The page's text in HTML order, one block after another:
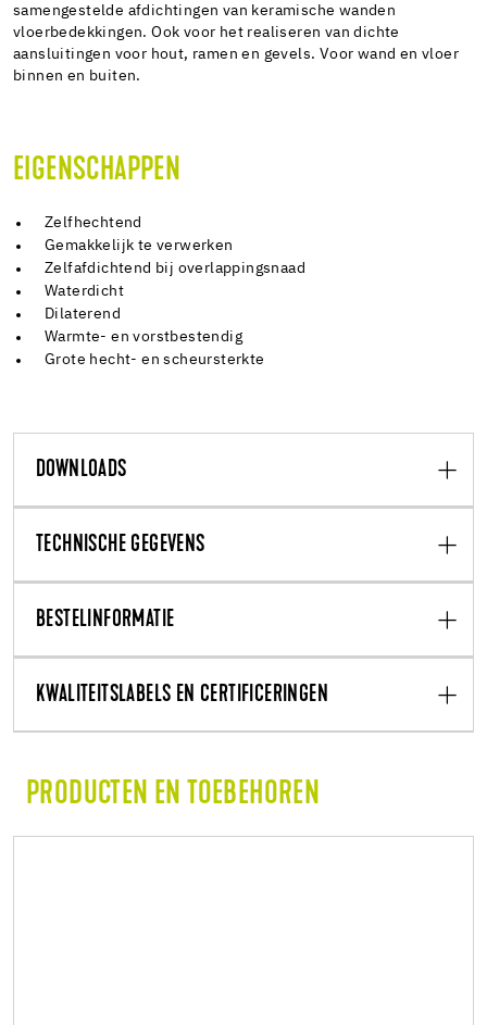
samengestelde afdichtingen van keramische wanden
vloerbedekkingen. Ook voor het realiseren van dichte
aansluitingen voor hout, ramen en gevels. Voor wand en vloer
binnen en buiten.
EIGENSCHAPPEN
Zelfhechtend
Gemakkelijk te verwerken
Zelfafdichtend bij overlappingsnaad
Waterdicht
Dilaterend
Warmte- en vorstbestendig
Grote hecht- en scheursterkte
DOWNLOADS
TECHNISCHE GEGEVENS
BESTELINFORMATIE
KWALITEITSLABELS EN CERTIFICERINGEN
PRODUCTEN EN TOEBEHOREN